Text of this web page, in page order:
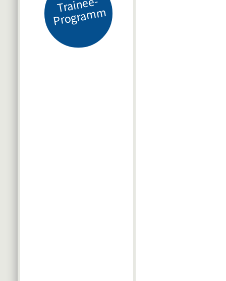
m